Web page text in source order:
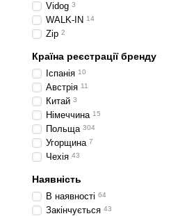
Vidog 3
WALK-IN 14
Zip 2
Країна реєстрації бренду
Іспанія 10
Австрія 11
Китай 3
Німеччина 15
Польща 304
Угорщина 7
Чехія 43
Наявність
В наявності 64
Закінчується 43